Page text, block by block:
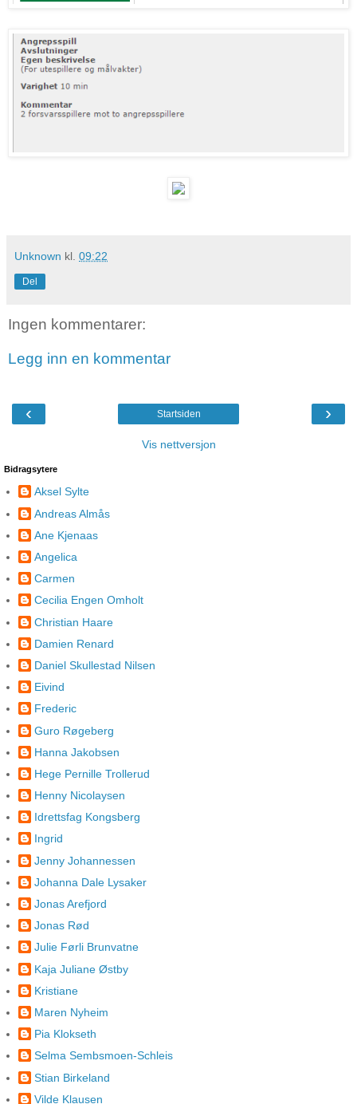
Unknown kl. 09:22
Del
Ingen kommentarer:
Legg inn en kommentar
‹ ›
Startsiden
Vis nettversjon
Bidragsytere
Aksel Sylte
Andreas Almås
Ane Kjenaas
Angelica
Carmen
Cecilia Engen Omholt
Christian Haare
Damien Renard
Daniel Skullestad Nilsen
Eivind
Frederic
Guro Røgeberg
Hanna Jakobsen
Hege Pernille Trollerud
Henny Nicolaysen
Idrettsfag Kongsberg
Ingrid
Jenny Johannessen
Johanna Dale Lysaker
Jonas Arefjord
Jonas Rød
Julie Førli Brunvatne
Kaja Juliane Østby
Kristiane
Maren Nyheim
Pia Klokseth
Selma Sembsmoen-Schleis
Stian Birkeland
Vilde Klausen